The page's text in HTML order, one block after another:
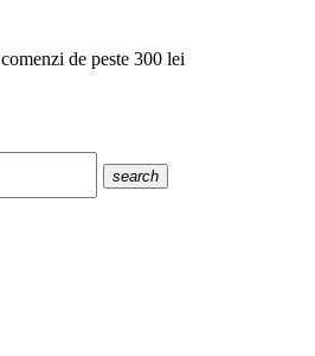
de peste 300 lei
search